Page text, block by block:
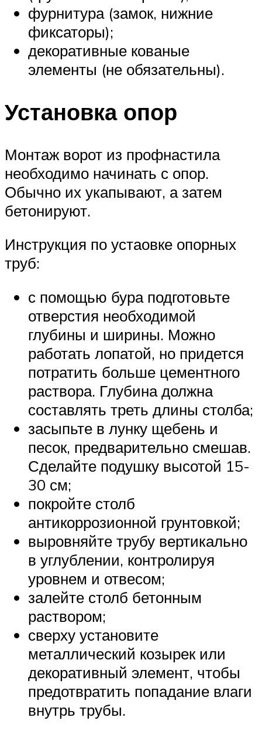
фурнитура (замок, нижние
фиксаторы);
декоративные кованые
элементы (не обязательны).
Установка опор
Монтаж ворот из профнастила
необходимо начинать с опор.
Обычно их укапывают, а затем
бетонируют.
Инструкция по устаовке опорных
труб:
с помощью бура подготовьте
отверстия необходимой
глубины и ширины. Можно
работать лопатой, но придется
потратить больше цементного
раствора. Глубина должна
составлять треть длины столба;
засыпьте в лунку щебень и
песок, предварительно смешав.
Сделайте подушку высотой 15-
30 см;
покройте столб
антикоррозионной грунтовкой;
выровняйте трубу вертикально
в углублении, контролируя
уровнем и отвесом;
залейте столб бетонным
раствором;
сверху установите
металлический козырек или
декоративный элемент, чтобы
предотвратить попадание влаги
внутрь трубы.